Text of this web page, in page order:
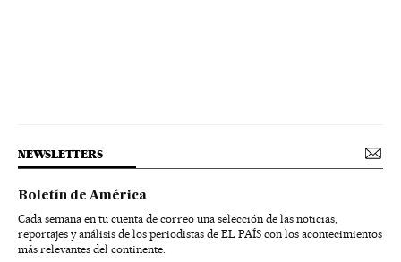
NEWSLETTERS
Boletín de América
Cada semana en tu cuenta de correo una selección de las noticias,
reportajes y análisis de los periodistas de EL PAÍS con los acontecimientos
más relevantes del continente.